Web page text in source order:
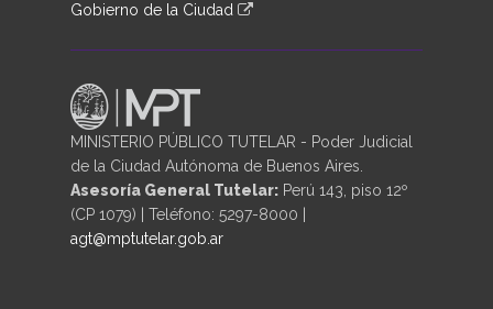
Gobierno de la Ciudad
MINISTERIO PÚBLICO TUTELAR - Poder Judicial
de la Ciudad Autónoma de Buenos Aires.
Asesoría General Tutelar: Perú 143, piso 12º
(CP 1079) | Teléfono: 5297-8000 |
agt@mptutelar.gob.ar